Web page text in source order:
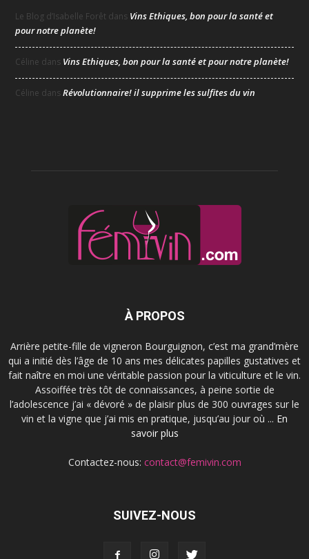
Le Blog d’Isabelle Forêt dans Vins Ethiques, bon pour la santé et
pour notre planète!
Céline dans Vins Ethiques, bon pour la santé et pour notre planète!
Céline dansRévolutionnaire! il supprime les sulfites du vin
À PROPOS
Arrière petite-fille de vigneron Bourguignon, c’est ma grand’mère
qui a initié dès l’âge de 10 ans mes délicates papilles gustatives et
fait naître en moi une véritable passion pour la viticulture et le vin.
Assoiffée très tôt de connaissances, à peine sortie de
l’adolescence j’ai « dévoré » de plaisir plus de 300 ouvrages sur le
vin et la vigne que j’ai mis en pratique, jusqu’au jour où ... En
savoir plus
Contactez-nous: contact@femivin.com
SUIVEZ-NOUS